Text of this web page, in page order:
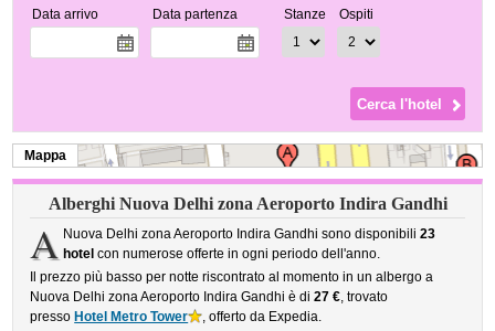
Data arrivo Data partenza Stanze Ospiti
Mappa
Alberghi Nuova Delhi zona Aeroporto Indira Gandhi
A Nuova Delhi zona Aeroporto Indira Gandhi sono disponibili 23
hotel con numerose offerte in ogni periodo dell'anno.
Il prezzo più basso per notte riscontrato al momento in un albergo a
Nuova Delhi zona Aeroporto Indira Gandhi è di27 €, trovato
presso Hotel Metro Tower
, offerto da Expedia.